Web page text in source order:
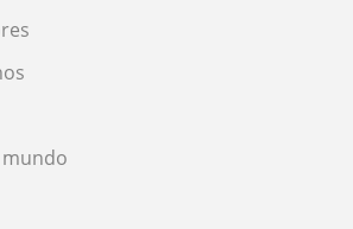
mundo